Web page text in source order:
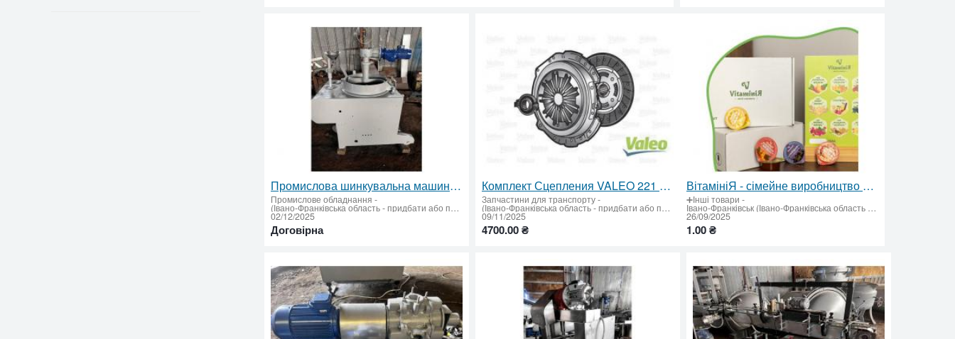
Промислова шинкувальна машина для капусти: видалення качана, продуктивність до 2 т/год
Промислове обладнання -
(Івано-Франківська область - придбати або продати)
02/12/2025
Договірна
Комплект Сцепления VALEO 221 мм (28 зубців) для ТЗ з Пневматичним Приводом. ✅ Новий
Запчастини для транспорту-
(Івано-Франківська область - придбати або продати)
09/11/2025
4700.00 ₴
ВітамініЯ - сімейне виробництво чаю. Фруктово-ягідний чай. Вітамікси. Концентрати для лимонаду
➕Інші товари -
Івано-Франківськ (Івано-Франківська область - придбати або продати)
26/09/2025
1.00 ₴